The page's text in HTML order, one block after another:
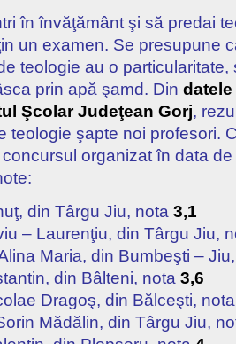
în învăţământ şi să predai
un examen. Se presupune
teologie au o particularitate,
prin apă şamd. Din
Şcolar Judeţean Gorj,
teologie şapte noi profesori.
organizat în data
din Târgu Jiu, nota 3,1
– Laurenţiu, din Târgu Jiu,
Maria, din Bumbeşti –
din Bâlteni, nota 3,6
Dragoş, din Bălceşti,
Mădălin, din Târgu Jiu,